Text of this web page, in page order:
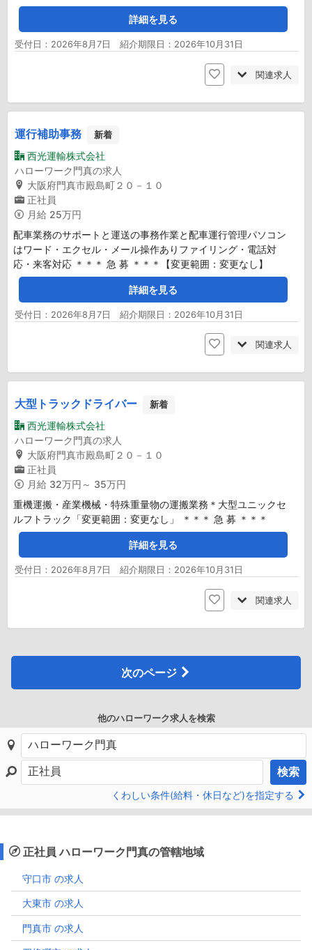
詳細を見る
受付日：2026年8月7日 紹介期限日：2026年10月31日
関連求人
運行補助事務 新着
西光運輸株式会社
ハローワーク門真の求人
大阪府門真市殿島町２０－１０
正社員
月給 25万円
配車業務のサポートと運送の事務作業と配車運行管理パソコン
はワード・エクセル・メール操作ありファイリング・電話対
応・来客対応 ＊＊＊ 急 募 ＊＊＊【変更範囲：変更なし】
詳細を見る
受付日：2026年8月7日 紹介期限日：2026年10月31日
関連求人
大型トラックドライバー 新着
西光運輸株式会社
ハローワーク門真の求人
大阪府門真市殿島町２０－１０
正社員
月給 32万円～ 35万円
重機運搬・産業機械・特殊重量物の運搬業務＊大型ユニックセ
ルフトラック「変更範囲：変更なし」 ＊＊＊ 急 募 ＊＊＊
詳細を見る
受付日：2026年8月7日 紹介期限日：2026年10月31日
関連求人
次のページ
他のハローワーク求人を検索
検索
くわしい条件(給料・休日など)を指定する
正社員 ハローワーク門真の管轄地域
守口市 の求人
大東市 の求人
門真市 の求人